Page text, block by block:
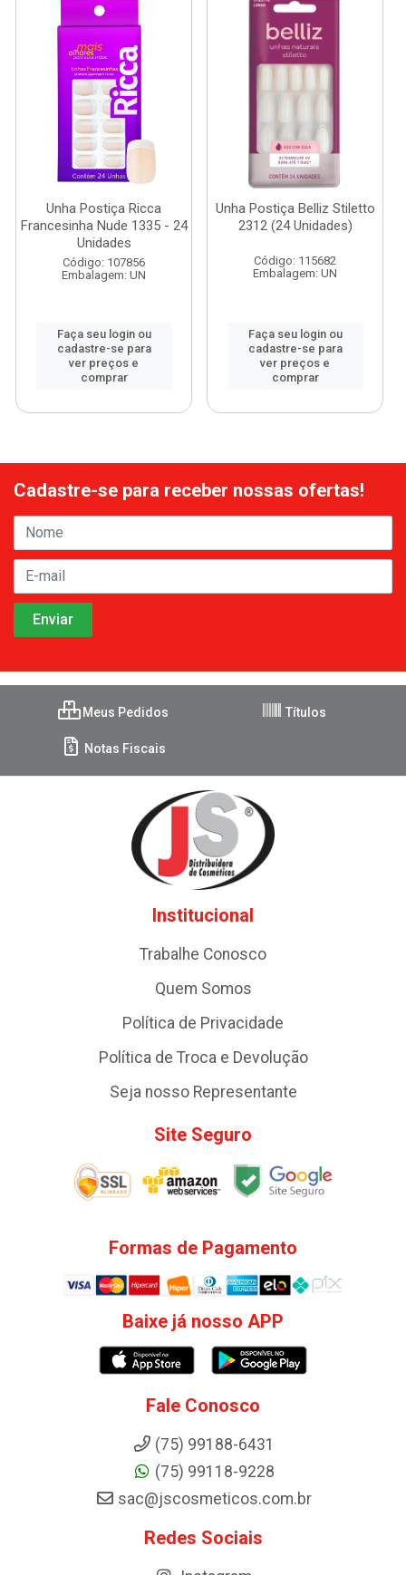
Unha Postiça Ricca
Francesinha Nude 1335 - 24
Unidades
Código: 107856
Embalagem: UN
Faça seu login ou
cadastre-se para
ver preços e
comprar
Unha Postiça Belliz Stiletto
2312 (24 Unidades)
Código: 115682
Embalagem: UN
Faça seu login ou
cadastre-se para
ver preços e
comprar
Cadastre-se para receber nossas ofertas!
Meus Pedidos Títulos
Notas Fiscais
Institucional
Trabalhe Conosco
Quem Somos
Política de Privacidade
Política de Troca e Devolução
Seja nosso Representante
Site Seguro
Formas de Pagamento
Baixe já nosso APP
Fale Conosco
(75) 99188-6431
(75) 99118-9228
sac@jscosmeticos.com.br
Redes Sociais